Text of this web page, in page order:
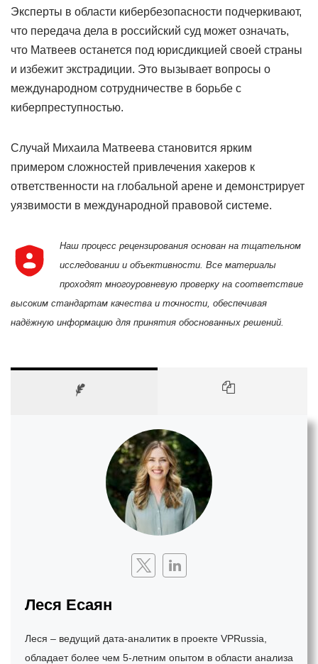
Эксперты в области кибербезопасности подчеркивают,
что передача дела в российский суд может означать,
что Матвеев останется под юрисдикцией своей страны
и избежит экстрадиции. Это вызывает вопросы о
международном сотрудничестве в борьбе с
киберпреступностью.
Случай Михаила Матвеева становится ярким
примером сложностей привлечения хакеров к
ответственности на глобальной арене и демонстрирует
уязвимости в международной правовой системе.
Наш процесс рецензирования основан на тщательном
исследовании и объективности. Все материалы
проходят многоуровневую проверку на соответствие
высоким стандартам качества и точности, обеспечивая
надёжную информацию для принятия обоснованных решений.
Леся Есаян
Леся – ведущий дата-аналитик в проекте VPRussia,
обладает более чем 5-летним опытом в области анализа